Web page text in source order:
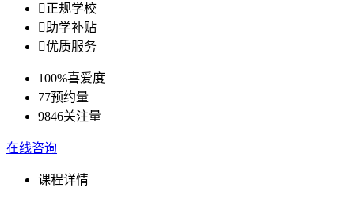
正规学校
助学补贴
优质服务
100%喜爱度
77预约量
9846关注量
在线咨询
课程详情